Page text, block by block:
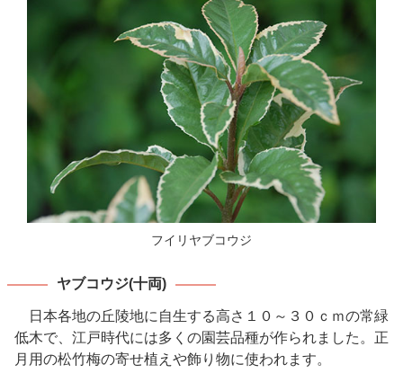
フイリヤブコウジ
ヤブコウジ(十両)
日本各地の丘陵地に自生する高さ１０～３０ｃｍの常緑
低木で、江戸時代には多くの園芸品種が作られました。正
月用の松竹梅の寄せ植えや飾り物に使われます。